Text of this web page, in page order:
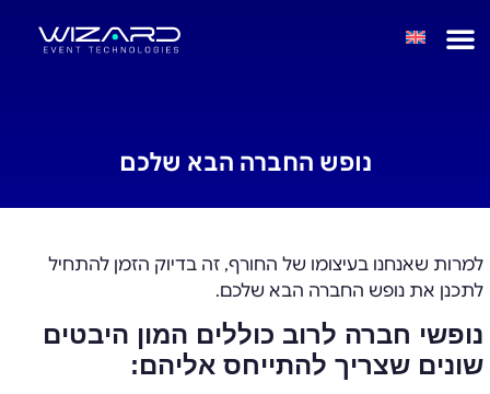
נופש החברה הבא שלכם
למרות שאנחנו בעיצומו של החורף, זה בדיוק הזמן להתחיל
לתכנן את נופש החברה הבא שלכם.
נופשי חברה לרוב כוללים המון היבטים
שונים שצריך להתייחס אליהם: